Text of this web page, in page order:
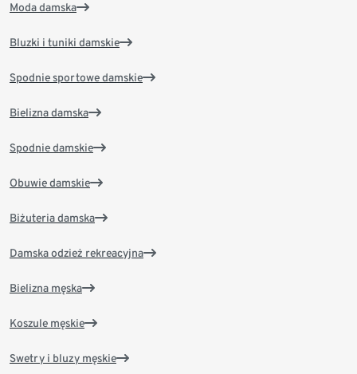
Moda damska
Bluzki i tuniki damskie
Spodnie sportowe damskie
Bielizna damska
Spodnie damskie
Obuwie damskie
Biżuteria damska
Damska odzież rekreacyjna
Bielizna męska
Koszule męskie
Swetry i bluzy męskie